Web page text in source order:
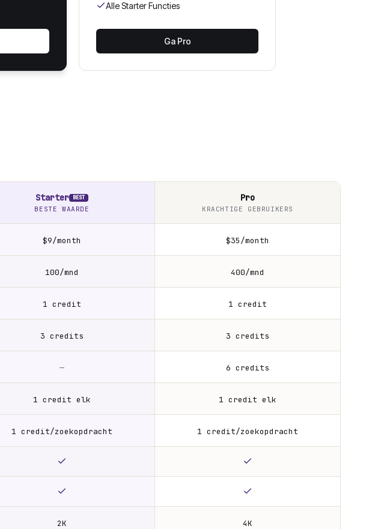
Alle Starter Functies
Ga Pro
Starter BEST
BESTE WAARDE
Pro
KRACHTIGE GEBRUIKERS
$9/month $35/month
100/mnd 400/mnd
1 credit 1 credit
3 credits 3 credits
— 6 credits
1 credit elk 1 credit elk
1 credit/zoekopdracht 1 credit/zoekopdracht
2K 4K